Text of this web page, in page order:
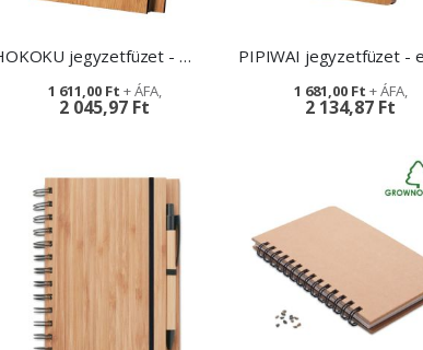
HOKOKU jegyzetfüzet - reklámajándék
2 045,97 Ft
1 611,00 Ft
2 134,87 Ft
1 681,00 Ft